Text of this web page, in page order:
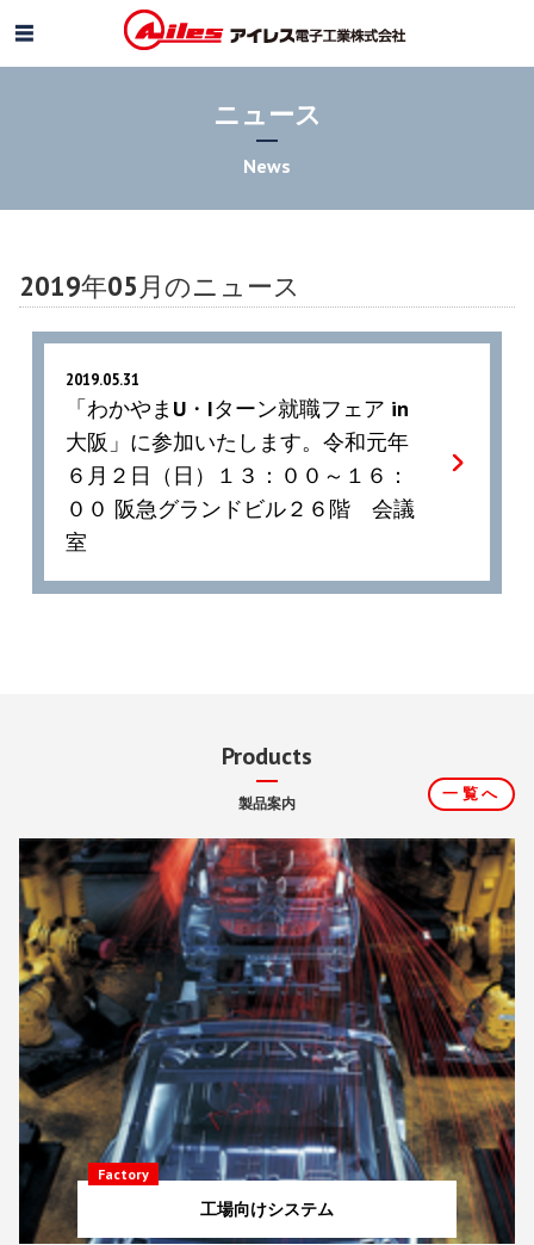
ニュース
News
2019年05月のニュース
2019.05.31
「わかやまU・Iターン就職フェア in
大阪」に参加いたします。令和元年
６月２日（日）１３：００～１６：
００ 阪急グランドビル２６階 会議
室
Products
製品案内 一覧へ
Factory
工場向けシステム